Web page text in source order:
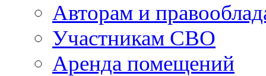
Авторам и
Участникам СВО
Аренда помещений